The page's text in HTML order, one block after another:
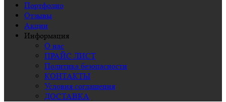
Портфолио
Отзывы
Акции
Информация
О нас
ПРАЙС ЛИСТ
Политика безопасности
КОНТАКТЫ
Условия соглашения
ДОСТАВКА